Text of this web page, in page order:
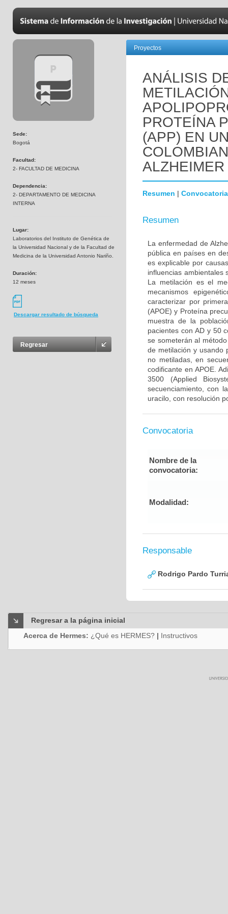
Sede:
Bogotá
Facultad:
2- FACULTAD DE MEDICINA
Dependencia:
2- DEPARTAMENTO DE MEDICINA
INTERNA
Lugar:
Laboratorios del Instituto de Genética de
la Universidad Nacional y de la Facultad de
Medicina de la Universidad Antonio Nariño.
Duración:
12 meses
Descargar resultado de búsqueda
Regresar
Proyectos
ANÁLISIS
PROTEÍNA
(APP) EN
ALZHEIMER
Resumen | Convocatoria
Resumen
La enfermedad de
pública en países en
es explicable por
influencias ambientales
La metilación es el
mecanismos
caracterizar por
(APOE) y Proteína
muestra de la
pacientes con AD y 50
se someterán al
de metilación y usando
no metiladas, en
codificante en APOE.
3500 (Applied
secuenciamiento, con
uracilo, con resolución
Convocatoria
Nombre de la
convocatoria:
Modalidad:
Responsable
Rodrigo Pardo
Regresar a la página inicial
Acerca de Hermes: ¿Qué es HERMES? | Instructivos